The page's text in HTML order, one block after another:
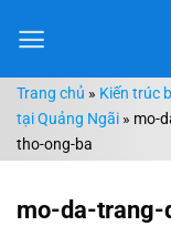
đến
dungTrang chủ » Kiến trúc
tại Quảng Ngãi » mo-
tho-ong-ba
mo-da-